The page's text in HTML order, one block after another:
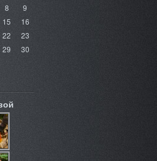
8
9
15
16
22
23
29
30